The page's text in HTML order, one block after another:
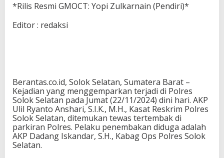
*Rilis Resmi GMOCT: Yopi Zulkarnain (Pendiri)*
Editor : redaksi
Berantas.co.id, Solok Selatan, Sumatera Barat –
Kejadian yang menggemparkan terjadi di Polres
Solok Selatan pada Jumat (22/11/2024) dini hari. AKP
Ulil Ryanto Anshari, S.I.K., M.H., Kasat Reskrim Polres
Solok Selatan, ditemukan tewas tertembak di
parkiran Polres. Pelaku penembakan diduga adalah
AKP Dadang Iskandar, S.H., Kabag Ops Polres Solok
Selatan.